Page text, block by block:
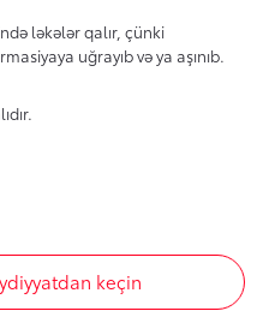
ləkələr qalır, çünki
uğrayıb və ya aşınıb.
keçin